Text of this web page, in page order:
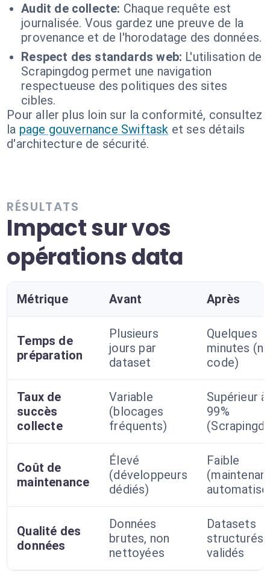
Audit de collecte: Chaque requête est
journalisée. Vous gardez une preuve de la
provenance et de l'horodatage des données.
Respect des standards web: L'utilisation de
Scrapingdog permet une navigation
respectueuse des politiques des sites
cibles.
Pour aller plus loin sur la conformité, consultez
la page gouvernance Swiftask et ses détails
d'architecture de sécurité.
RÉSULTATS
Impact sur vos
opérations data
Métrique Avant Après
Temps de
préparation
Plusieurs
jours par
dataset
Quelques
minutes
code)
Taux de
succès
collecte
Variable
(blocages
fréquents)
Supérieur à
99%
Coût de
maintenance
Élevé
(développeurs
dédiés)
Faible
Qualité des
données
Données
brutes, non
nettoyées
Datasets
structurés
validés